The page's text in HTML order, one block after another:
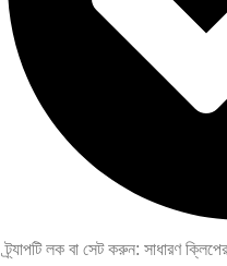
ট্র্যাপটি লক বা সেট করুন: সাধারণ